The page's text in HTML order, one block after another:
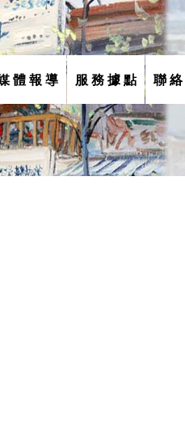
體 報 導 服 務 據 點 聯 絡